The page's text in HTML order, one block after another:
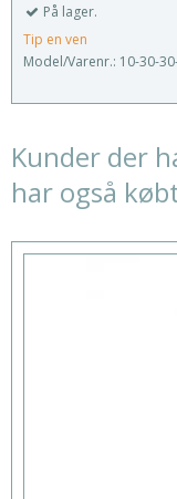
På lager.
Tip en ven
Model/Varenr.: 10-30-
Kunder der
har også